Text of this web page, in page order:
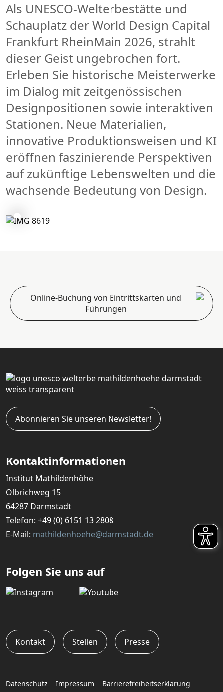
Als UNESCO-Welterbestätte und
Schauplatz der World Design Capital
Frankfurt RheinMain 2026, strahlt
dieser Geist ungebrochen fort.
Erleben Sie historische Meisterwerke
im Dialog mit zeitgenössischen
Designpositionen sowie interaktiven
Stationen. Neue Materialien,
innovative Produktionsweisen und KI
eröffnen faszinierende Perspektiven
auf zukünftige Lebenswelten und die
wachsende Bedeutung von Design.
Online-Buchung von Eintrittskarten und
Führungen
Abonnieren Sie unseren Newsletter!
Kontaktinformationen
Institut Mathildenhöhe
Olbrichweg 15
64287 Darmstadt
Telefon: +49 (0) 6151 13 2808
E-Mail: mathildenhoehe@darmstadt.de
Folgen Sie uns auf
Kontakt Stellen Presse
Datenschutz Impressum
Barrierefreiheitserklärung